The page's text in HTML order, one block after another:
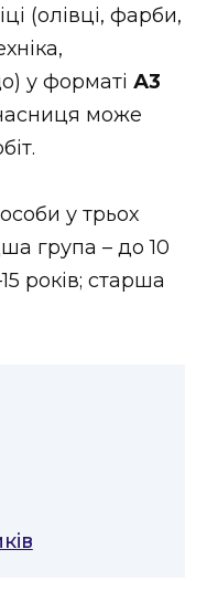
(олівці, фарби,
у форматі А3
може
у трьох
група – до 10
років; старша